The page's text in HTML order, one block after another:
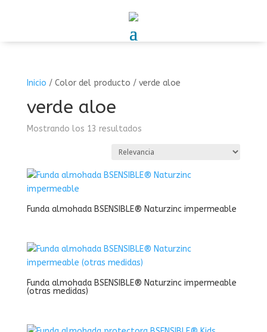
Inicio / Color del producto / verde aloe
verde aloe
Mostrando los 13 resultados
Funda almohada BSENSIBLE® Naturzinc impermeable
Funda almohada BSENSIBLE® Naturzinc impermeable
(otras medidas)